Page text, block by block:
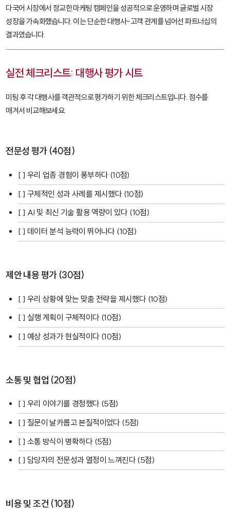
다국어 시장에서 정교한 마케팅 캠페인을 성공적으로 운영하며 글로벌 시장
성장을 가속화했습니다. 이는 단순한 대행사-고객 관계를 넘어선 파트너십의
결과였습니다.
실전 체크리스트: 대행사 평가 시트
미팅 후 각 대행사를 객관적으로 평가하기 위한 체크리스트입니다. 점수를
매겨서 비교해보세요.
전문성 평가 (40점)
[ ] 우리 업종 경험이 풍부하다 (10점)
[ ] 구체적인 성과 사례를 제시했다 (10점)
[ ] AI 및 최신 기술 활용 역량이 있다 (10점)
[ ] 데이터 분석 능력이 뛰어나다 (10점)
제안 내용 평가 (30점)
[ ] 우리 상황에 맞는 맞춤 전략을 제시했다 (10점)
[ ] 실행 계획이 구체적이다 (10점)
[ ] 예상 성과가 현실적이다 (10점)
소통 및 협업 (20점)
[ ] 우리 이야기를 경청했다 (5점)
[ ] 질문이 날카롭고 본질적이었다 (5점)
[ ] 소통 방식이 명확하다 (5점)
[ ] 담당자의 전문성과 열정이 느껴진다 (5점)
비용 및 조건 (10점)